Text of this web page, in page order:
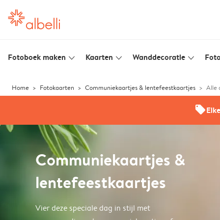
Fotoboek maken slim_arrow_down Kaarten slim_arrow_down Wanddecoratie slim_arrow_down
Home Fotokaarten Communiekaartjes & lentefeestkaartjes Alle
offers
Communiekaartjes &
lentefeestkaartjes
Vier deze speciale dag in stijl met